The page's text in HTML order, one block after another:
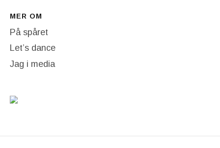
MER OM
På spåret
Let’s dance
Jag i media